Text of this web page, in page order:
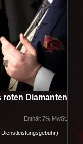
roten Diamanten
Enthält 7% MwSt.